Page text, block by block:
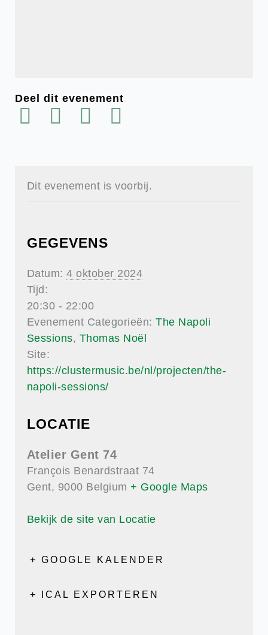
Deel dit evenement
Dit evenement is voorbij.
GEGEVENS
Datum: 4 oktober 2024
Tijd:
20:30 - 22:00
Evenement Categorieën: The Napoli
Sessions, Thomas Noël
Site:
https://clustermusic.be/nl/projecten/the-
napoli-sessions/
LOCATIE
Atelier Gent 74
François Benardstraat 74
Gent, 9000 Belgium + Google Maps
Bekijk de site van Locatie
+ GOOGLE KALENDER
+ ICAL EXPORTEREN